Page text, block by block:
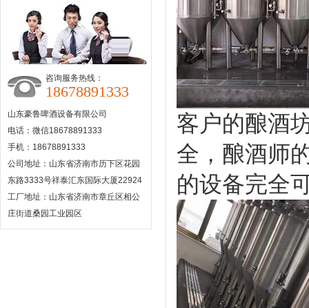
咨询服务热线：
18678891333
山东豪鲁啤酒设备有限公司
电话：微信18678891333
手机：18678891333
公司地址：山东省济南市历下区花园
东路3333号祥泰汇东国际大厦22924
工厂地址：山东省济南市章丘区相公
庄街道桑园工业园区
客户的酿酒
全，酿酒师
的设备完全